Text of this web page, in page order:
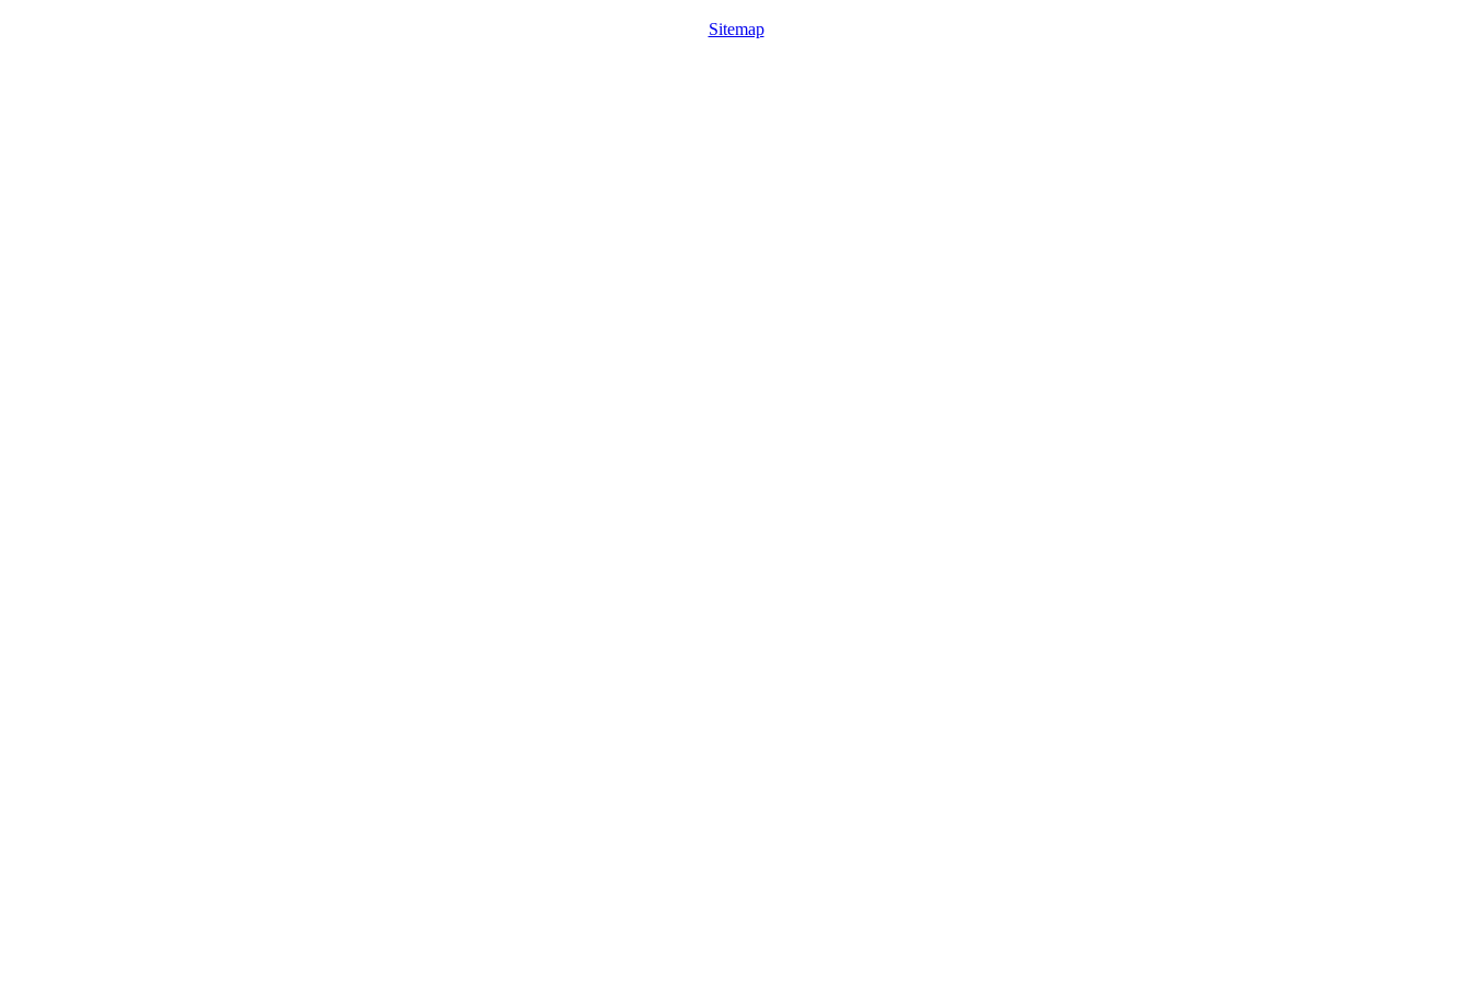
Sitemap